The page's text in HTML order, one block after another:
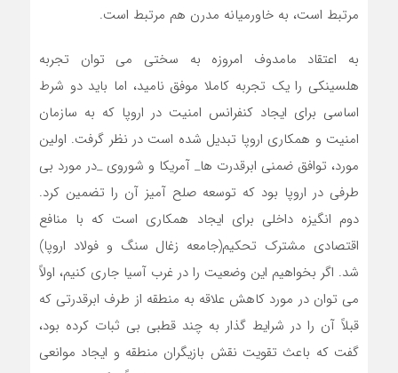
مرتبط است، به خاورمیانه مدرن هم مرتبط است.
به اعتقاد مامدوف امروزه به سختی می توان تجربه
هلسینکی را یک تجربه کاملا موفق نامید، اما باید دو شرط
اساسی برای ایجاد کنفرانس امنیت در اروپا که به سازمان
امنیت و همکاری اروپا تبدیل شده است در نظر گرفت. اولین
مورد، توافق ضمنی ابرقدرت ها_ آمریکا و شوروی _در مورد بی
طرفی در اروپا بود که توسعه صلح آمیز آن را تضمین کرد.
دوم انگیزه داخلی برای ایجاد همکاری است که با منافع
اقتصادی مشترک تحکیم(جامعه زغال سنگ و فولاد اروپا)
شد. اگر بخواهیم این وضعیت را در غرب آسیا جاری کنیم، اولاً
می توان در مورد کاهش علاقه به منطقه از طرف ابرقدرتی که
قبلاً آن را در شرایط گذار به چند قطبی بی ثبات کرده بود،
گفت که باعث تقویت نقش بازیگران منطقه و ایجاد موانعی